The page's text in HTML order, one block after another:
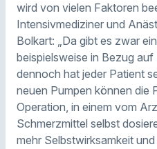
wird von vielen Faktoren
Intensivmediziner und
Bolkart: „Da gibt es zwar
beispielsweise in Bezug
dennoch hat jeder Patient
neuen Pumpen können die
Operation, in einem vom
Schmerzmittel selbst
mehr Selbstwirksamkeit